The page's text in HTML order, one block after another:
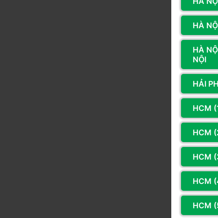
Còn hàng
Mã SP:
Core I5
16G | Ram
Còn
HÀ
HÀ
NỘI
HẢI
HCM
HCM
HCM
HCM
HCM